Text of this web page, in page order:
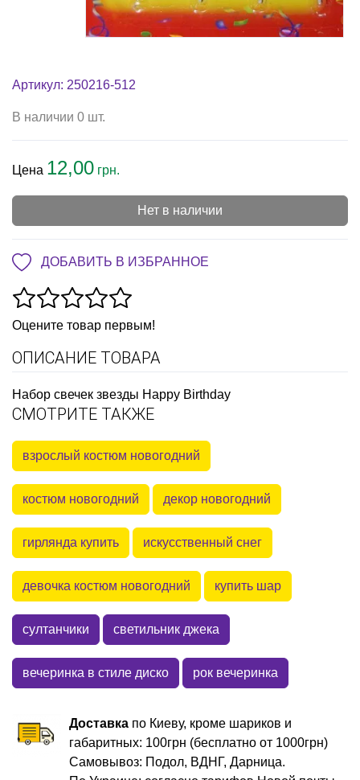
Артикул: 250216-512
В наличии 0 шт.
Цена 12,00 грн.
Нет в наличии
ДОБАВИТЬ В ИЗБРАННОЕ
Оцените товар первым!
ОПИСАНИЕ ТОВАРА
Набор свечек звезды Happy Birthday
СМОТРИТЕ ТАКЖЕ
взрослый костюм новогодний
костюм новогодний декор новогодний
гирлянда купить искусственный снег
девочка костюм новогодний купить шар
султанчики светильник джека
вечеринка в стиле диско рок вечеринка
Доставка по Киеву, кроме шариков и
габаритных: 100грн (бесплатно от 1000грн)
Самовывоз: Подол, ВДНГ, Дарница.